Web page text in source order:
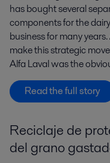
has bought several
components for the
business for many
make this strategic
Alfa Laval was the
Read the full story
Reciclaje de
del grano